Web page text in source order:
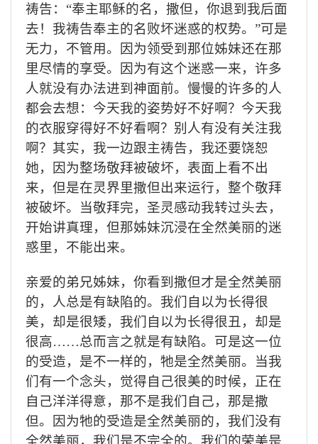
祷告：“奉主耶稣的名，撒但，你退到我后面
去！我祷告奉主的名败坏迷惑的权势。”可是
无力，不管用。因为领受到那位姊妹还在那
里尽情的享受。因为有这个迷惑一来，许多
人就没有办法进到神面前。慢慢的许多的人
都会去想：今天我的姿势好不好啊？今天我
的衣服穿得好不好看啊？别人有没有关注我
啊？其实，我一边跟主祷告，我还要饶恕
她，因为整场敬拜被破坏，表面上看不出
来，但是在灵界里撒但出来运行，整个敬拜
被破坏。当敬拜完，圣灵感动我转过头去，
开始讲真理，但那姊妹沉浸在全然美丽的迷
惑里，不能出来。
亲爱的弟兄姊妹，你看到撒但才是全然美丽
的，人总是有缺陷的。我们自以为长得很
美，却是很矮，我们自以为长得很丑，却是
很高……总而言之就是有缺陷。可是这一位
的受造，是不一样的，牠是全然美丽。当我
们有一个念头，觉得自己很美的时候，正在
自己洋洋得意，那不是我们自己，那是撒
但。因为牠的受造是全然美丽的，我们没有
全然美丽，我们是不完全的。我们的荣美是